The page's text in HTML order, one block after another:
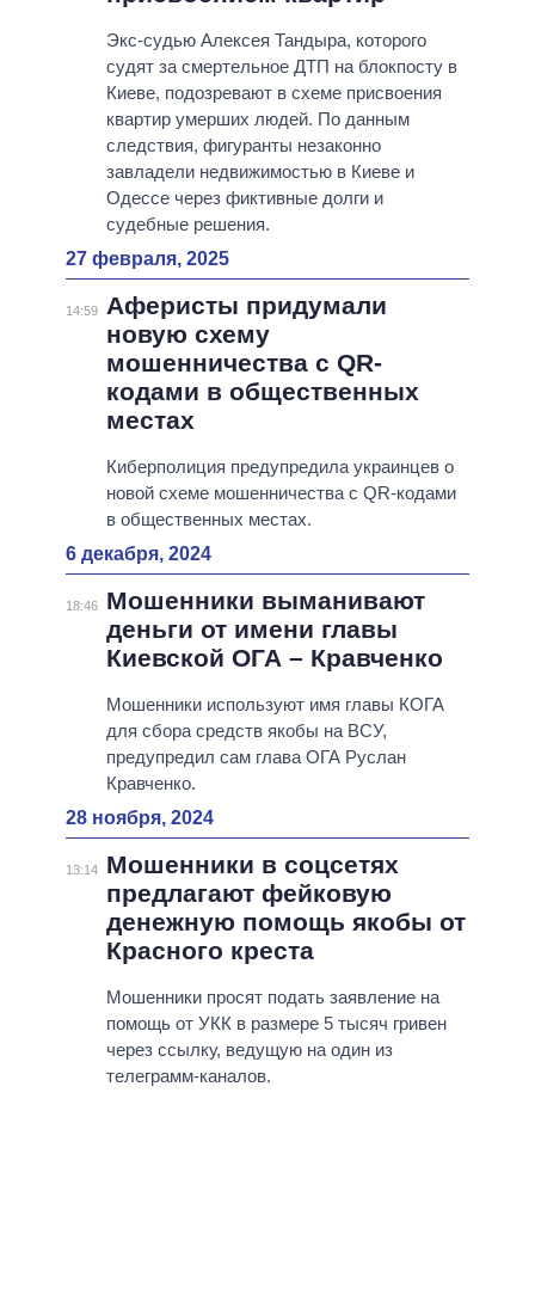
Экс-судью Алексея Тандыра, которого
судят за смертельное ДТП на блокпосту в
Киеве, подозревают в схеме присвоения
квартир умерших людей. По данным
следствия, фигуранты незаконно
завладели недвижимостью в Киеве и
Одессе через фиктивные долги и
судебные решения.
27 февраля, 2025
14:59
Аферисты придумали
новую схему
мошенничества с QR-
кодами в общественных
местах
Киберполиция предупредила украинцев о
новой схеме мошенничества с QR-кодами
в общественных местах.
6 декабря, 2024
18:46
Мошенники выманивают
деньги от имени главы
Киевской ОГА – Кравченко
Мошенники используют имя главы КОГА
для сбора средств якобы на ВСУ,
предупредил сам глава ОГА Руслан
Кравченко.
28 ноября, 2024
13:14
Мошенники в соцсетях
предлагают фейковую
денежную помощь якобы от
Красного креста
Мошенники просят подать заявление на
помощь от УКК в размере 5 тысяч гривен
через ссылку, ведущую на один из
телеграмм-каналов.